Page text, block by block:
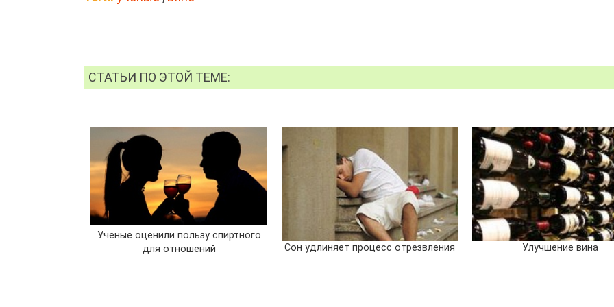
СТАТЬИ ПО ЭТОЙ ТЕМЕ:
Ученые оценили пользу спиртного
для отношений
Сон удлиняет процесс отрезвления Улучшение вина